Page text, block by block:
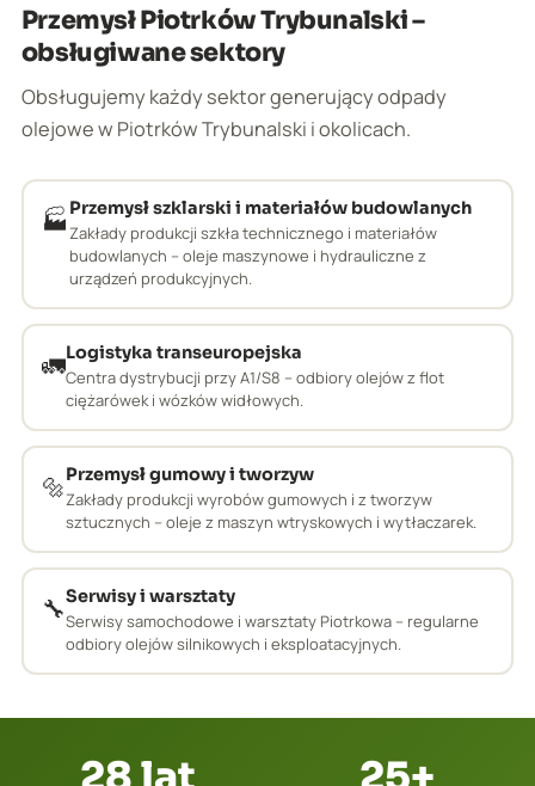
Przemysł Piotrków Trybunalski –
obsługiwane sektory
Obsługujemy każdy sektor generujący odpady
olejowe w Piotrków Trybunalski i okolicach.
🏭 Przemysł szklarski i materiałów budowlanych
Zakłady produkcji szkła technicznego i materiałów
budowlanych – oleje maszynowe i hydrauliczne z
urządzeń produkcyjnych.
🚛Logistyka transeuropejska
Centra dystrybucji przy A1/S8 – odbiory olejów z flot
ciężarówek i wózków widłowych.
🔩Przemysł gumowy i tworzyw
Zakłady produkcji wyrobów gumowych i z tworzyw
sztucznych – oleje z maszyn wtryskowych i wytłaczarek.
🔧Serwisy i warsztaty
Serwisy samochodowe i warsztaty Piotrkowa – regularne
odbiory olejów silnikowych i eksploatacyjnych.